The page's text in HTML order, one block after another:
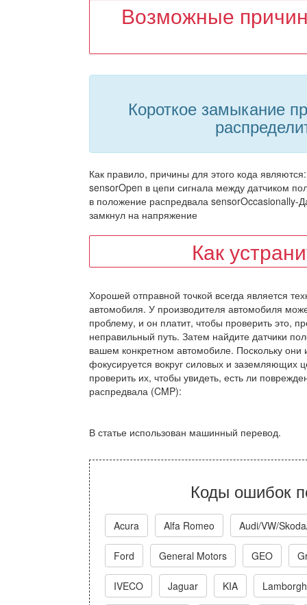
Возможные
Короткое замыкание
Как правило, причины для этого кода
sensorOpen в цепи сигнала между датчиком
в положение распредвала sensorOccasionally-
замкнул на напряжение
Как
Хорошей отправной точкой всегда является
автомобиля. У производителя автомобиля
проблему, и он платит, чтобы проверить это,
неправильный путь. Затем найдите датчики
вашем конкретном автомобиле. Поскольку
фокусируется вокруг силовых и заземляющих
проверить их, чтобы увидеть, есть ли
распредвала (CMP):
В статье использован машинный перевод.
Коды ошибок
Acura Alfa Romeo Audi/VW/
Ford General Motors GEO
IVECO Jaguar KIA